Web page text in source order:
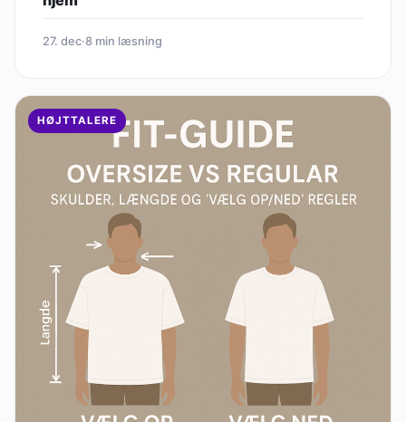
27. dec·8 min læsning
HØJTTALERE